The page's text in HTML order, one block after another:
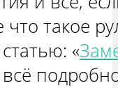
такое
«